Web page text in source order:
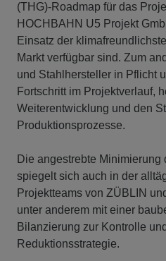
(THG)-Roadmap für das
HOCHBAHN U5 Projekt
Einsatz der
Markt verfügbar sind. Zum
und Stahlhersteller in Pflicht
Fortschritt im Projektverlauf,
Weiterentwicklung und den
Produktionsprozesse.
Die angestrebte Minimierung
spiegelt sich auch in der
Projektteams von ZÜBLIN
unter anderem mit einer
Bilanzierung zur Kontrolle
Reduktionsstrategie.